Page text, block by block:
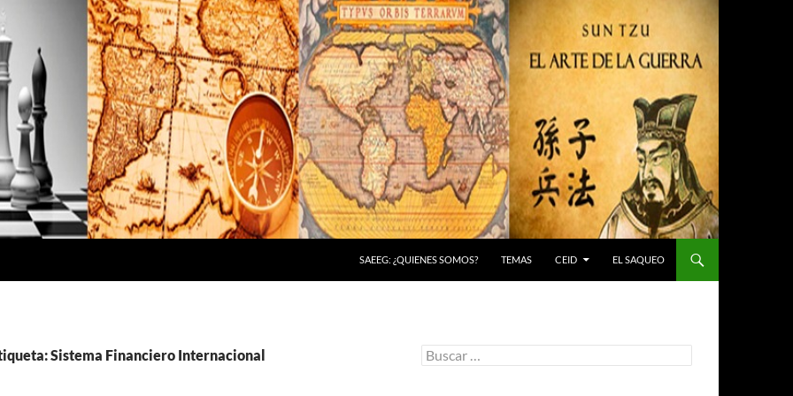
SAEEG: ¿QUIENES SOMOS? TEMAS CEID EL SAQUEO
Sistema Financiero Internacional Buscar: